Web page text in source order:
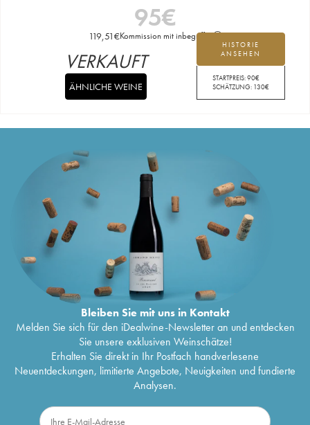
95€
119,51€Kommission mit inbegriffen
HISTORIE
ANSEHEN
STARTPREIS:90€
SCHÄTZUNG: 130€
VERKAUFT
ÄHNLICHE WEINE
Bleiben Sie mit uns in Kontakt
Melden Sie sich für den iDealwine-Newsletter an und entdecken
Sie unsere exklusiven Weinschätze!
Erhalten Sie direkt in Ihr Postfach handverlesene
Neuentdeckungen, limitierte Angebote, Neuigkeiten und fundierte
Analysen.